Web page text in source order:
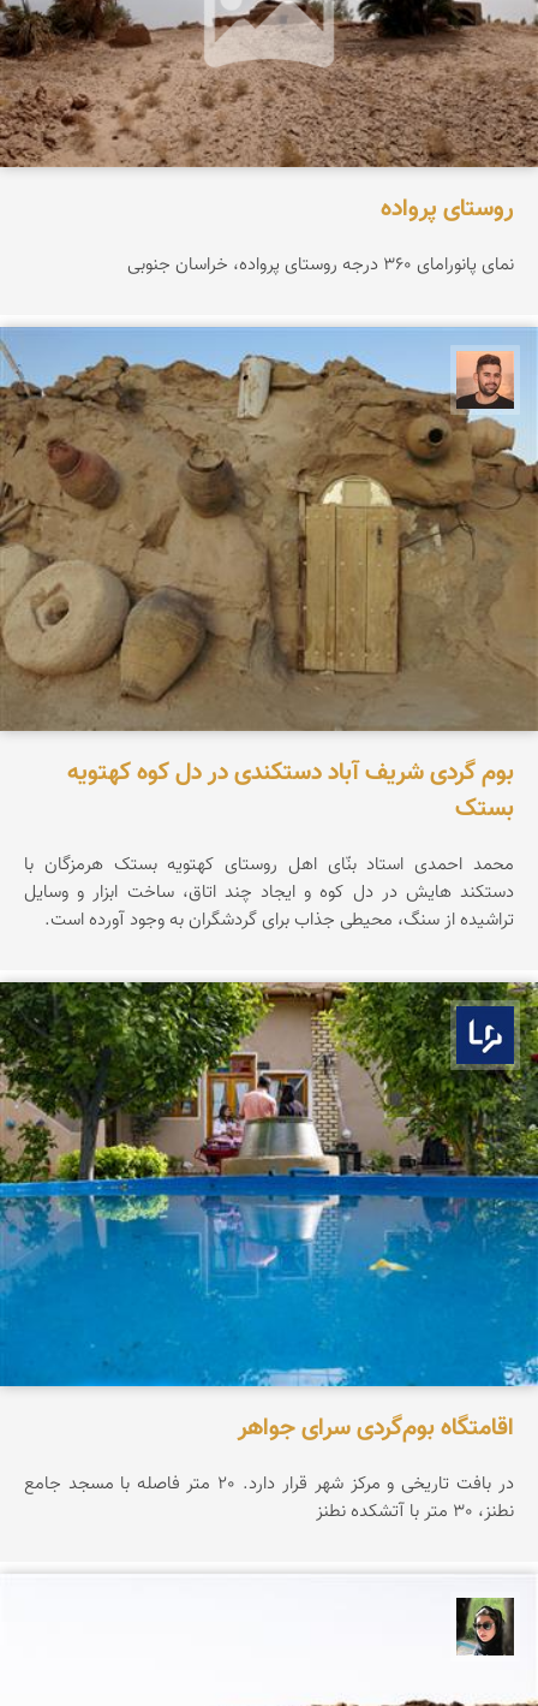
روستای پرواده
نمای پانورامای ۳۶۰ درجه روستای پرواده، خراسان جنوبی
ابراهیم رفیعی
بوم گردی شریف آباد دستکندی در دل کوه کهتویه
بستک
محمد احمدی استاد بنّای اهل روستای کهتویه بستک هرمزگان با
دستکند هایش در دل کوه و ایجاد چند اتاق، ساخت ابزار و وسایل
تراشیده از سنگ، محیطی جذاب برای گردشگران به وجود آورده است.
بوم ما
اقامتگاه بوم‌گردی سرای جواهر
در بافت تاریخی و مرکز شهر قرار دارد. 20 متر فاصله با مسجد جامع
نطنز، 30 متر با آتشکده نطنز